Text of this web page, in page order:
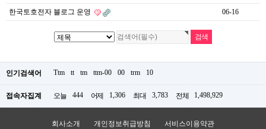
한국토호전자 블로그 운영 06-16
인기검색어 Ttm tt tm ttm-00 00 trm 10
접속자집계 오늘 444 어제 1,306 최대 3,783 전체 1,498,929
회사소개 개인정보취급방침 서비스이용약관